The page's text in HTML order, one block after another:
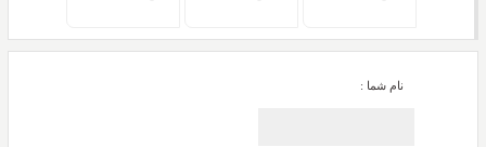
نام شما :